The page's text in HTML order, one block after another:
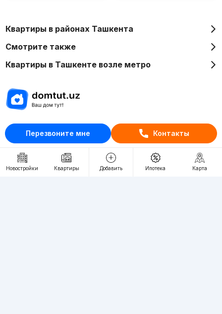
Перезвоните мне Контакты
Новостройки Квартиры Добавить Ипотека Карта
Квартиры в районах Ташкента
Смотрите также
Квартиры в Ташкенте возле метро
Отдел рекламы
+998 (78) 113-20-86
+998 (93) 390-30-10
Пн-Пт. С 9:30 до 18:00